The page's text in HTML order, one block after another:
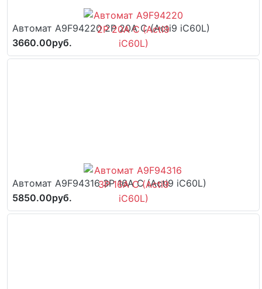
Автомат A9F94220 2P 20A C (Acti9 iC60L)
3660.00руб.
Автомат A9F94316 3P 16A C (Acti9 iC60L)
5850.00руб.